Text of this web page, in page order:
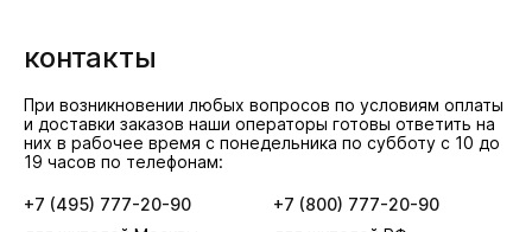
контакты
При возникновении любых вопросов по условиям оплаты
и доставки заказов наши операторы готовы ответить на
них в рабочее время с понедельника по субботу с 10 до
19 часов по телефонам:
+7 (495) 777-20-90
+7 (800) 777-20-90